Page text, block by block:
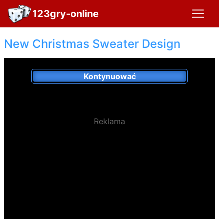
123gry-online
New Christmas Sweater Design
Kontynuować
Reklama